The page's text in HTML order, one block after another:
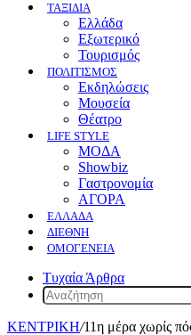
ΤΑΞΙΔΙΑ
Ελλάδα
Εξωτερικό
Τουρισμός
ΠΟΛΙΤΙΣΜΟΣ
Eκδηλώσεις
Mουσεία
Θέατρο
LIFE STYLE
ΜΟΔΑ
Showbiz
Γαστρονομία
ΑΓΟΡΑ
ΕΛΛΆΔΑ
ΔΙΕΘΝΉ
ΟΜΟΓΈΝΕΙΑ
Τυχαία Άρθρα
ΚΕΝΤΡΙΚΗ/11η μέρα χωρίς